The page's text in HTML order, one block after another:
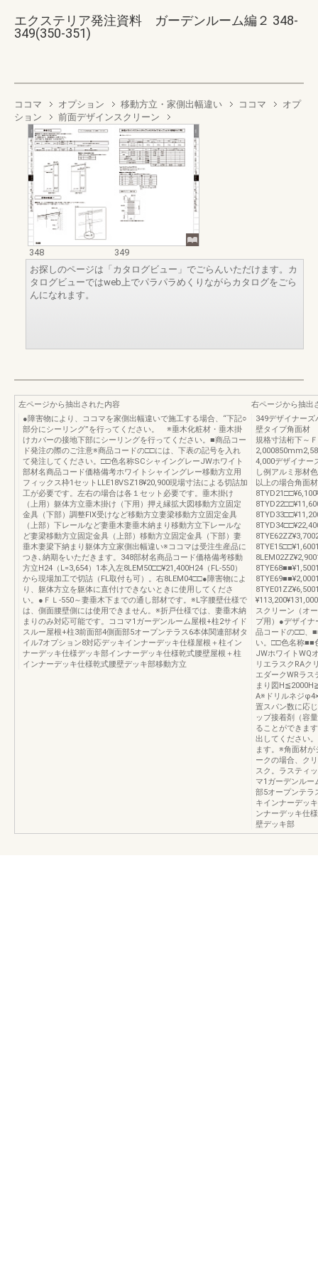
エクステリア発注資料 ガーデンルーム編２ 348-
349(350-351)
ココマ オプション 移動方立・家側出幅違い ココマ
オプ
ション
前面デザインスクリーン
348
349
お探しのページは「カタログビュー」でごらんいただけます。カ
タログビューではweb上でパラパラめくりながらカタログをごら
んになれます。
左ページから抽出された内容
●障害物により、ココマを家側出幅違いで施工する場合、“下記○
部分にシーリング”を行ってください。 ※垂木化粧材・垂木掛
けカバーの接地下部にシーリングを行ってください。■商品コー
ド発注の際のご注意※商品コードの□□には、下表の記号を入れ
て発注してください。□□色名称SCシャイングレーJWホワイト
部材名商品コード価格備考ホワイトシャイングレー移動方立用
フィックス枠1セットLLE18VSZ18¥20,900現場寸法による切詰加
工が必要です。左右の場合は各１セット必要です。垂木掛け
（上用）躯体方立垂木掛け（下用）押え縁拡大図移動方立固定
金具（下部）調整FIX受けなど移動方立妻梁移動方立固定金具
（上部）下レールなど妻垂木妻垂木納まり移動方立下レールな
ど妻梁移動方立固定金具（上部）移動方立固定金具（下部）妻
垂木妻梁下納まり躯体方立家側出幅違い※ココマは受注生産品に
つき､納期をいただきます。348部材名商品コード価格備考移動
方立H24（L=3,654）1本入左8LEM50□□¥21,400H24（FL-550）
から現場加工で切詰（FL取付も可）。右8LEM04□□●障害物によ
り、躯体方立を躯体に直付けできないときに使用してくださ
い。●ＦＬ-550～妻垂木下までの通し部材です。※L字腰壁仕様で
は、側面腰壁側には使用できません。※折戸仕様では、妻垂木納
まりのみ対応可能です。ココマ1ガーデンルーム屋根+柱2サイド
スルー屋根+柱3前面部4側面部5オープンテラス6本体関連部材タ
イル7オプション8対応デッキインナーデッキ仕様屋根＋柱イン
ナーデッキ仕様デッキ部インナーデッキ仕様乾式腰壁屋根＋柱
インナーデッキ仕様乾式腰壁デッキ部移動方立
右ページから抽出
349デザイナー
壁タイプ角面材
規格寸法桁下～
4,000デザイナ
し例アルミ形材
以上の場合角面
スクリーン（オ
プ用）●デザイ
品コードの□□、
い。□□色名称■■
JWホワイトWQ
リエラスクRAク
エダークWRラ
まり図
A※ドリルネジ
置スパン数に応
ップ接着剤（容
ることができま
出してください
ます。※角面材
ークの場合、ク
スク。ラスティ
マ1ガーデンルー
部5オープンテラ
キインナーデッ
ンナーデッキ仕
壁デッキ部